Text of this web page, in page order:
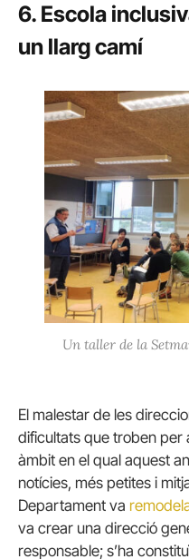
6. Escola
un llarg camí
Un taller de la
El malestar de les
dificultats que troben per
àmbit en el qual aquest
notícies, més petites i
Departament va
va crear una direcció
responsable; s’ha